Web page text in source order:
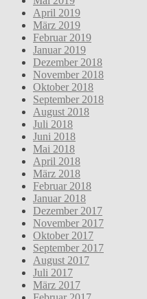
April 2019
März 2019
Februar 2019
Januar 2019
Dezember 2018
November 2018
Oktober 2018
September 2018
August 2018
Juli 2018
Juni 2018
Mai 2018
April 2018
März 2018
Februar 2018
Januar 2018
Dezember 2017
November 2017
Oktober 2017
September 2017
August 2017
Juli 2017
März 2017